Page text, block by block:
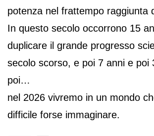
potenza nel frattempo raggiunta
In questo secolo occorrono 15
duplicare il grande progresso
secolo scorso, e poi 7 anni e poi
poi…
nel 2026 vivremo in un mondo
difficile forse immaginare.